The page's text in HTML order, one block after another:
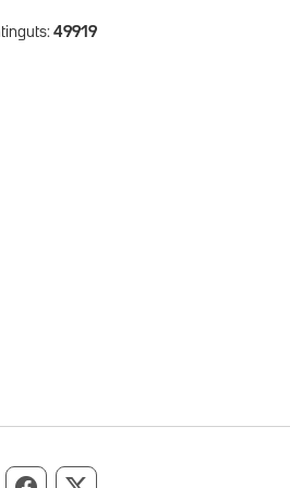
49919